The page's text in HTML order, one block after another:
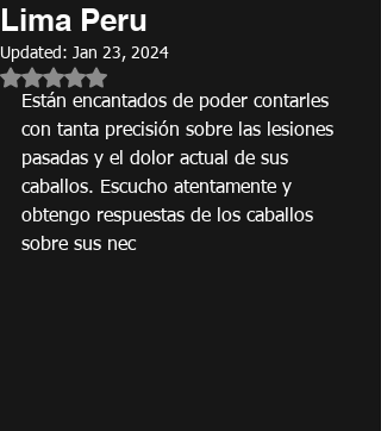
Lima Peru
Updated: Jan 23, 2024
Rated NaN out of 5 stars.
Están encantados de poder contarles
con tanta precisión sobre las lesiones
pasadas y el dolor actual de sus
caballos. Escucho atentamente y
obtengo respuestas de los caballos
sobre sus nec